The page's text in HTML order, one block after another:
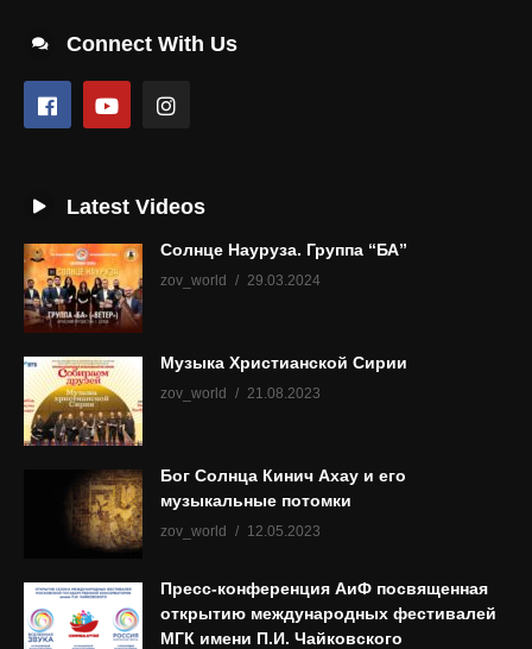
Connect With Us
Latest Videos
Солнце Науруза. Группа “БА”
zov_world 29.03.2024
Музыка Христианской Сирии
zov_world 21.08.2023
Бог Солнца Кинич Ахау и его
музыкальные потомки
zov_world 12.05.2023
Пресс-конференция АиФ посвященная
открытию международных фестивалей
МГК имени П.И. Чайковского